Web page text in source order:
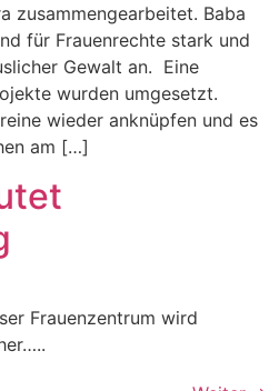
zusammengearbeitet. Baba
für Frauenrechte stark und
Gewalt an. Eine
wurden umgesetzt.
wieder anknüpfen und es
am […]
Frauenzentrum wird